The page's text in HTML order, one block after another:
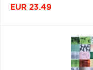
EUR 23.49